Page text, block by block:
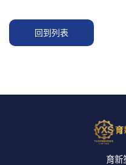
回到列表
育新